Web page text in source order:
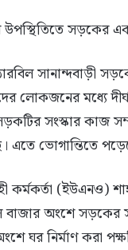
উপস্থিতিতে সড়কের
সানান্দবাড়ী
লোকজনের মধ্যে
সংস্কার কাজ
ভোগান্তিতে
কর্মকর্তা (ইউএনও)
অংশে সড়কের
ঘর নির্মাণ করা